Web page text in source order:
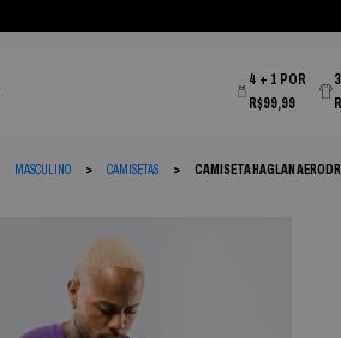
4 + 1 POR
R$99,99
MASCULINO CAMISETAS CAMISETA HAGLAN